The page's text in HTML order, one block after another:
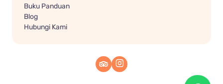
Buku Panduan
Blog
Hubungi Kami